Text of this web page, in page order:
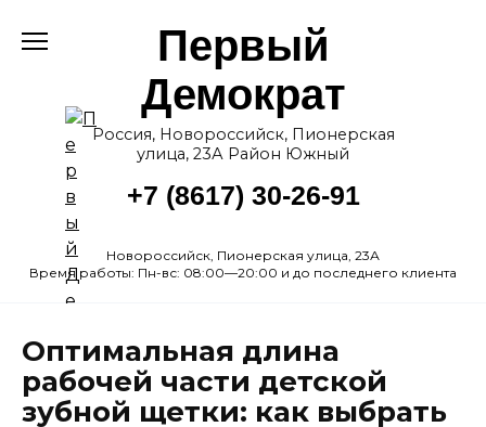
Первый
Демократ
Россия, Новороссийск, Пионерская
улица, 23А Район Южный
+7 (8617) 30-26-91
Новороссийск, Пионерская улица, 23А
Время работы: Пн-вс: 08:00—20:00 и до последнего клиента
Оптимальная длина
рабочей части детской
зубной щетки: как выбрать